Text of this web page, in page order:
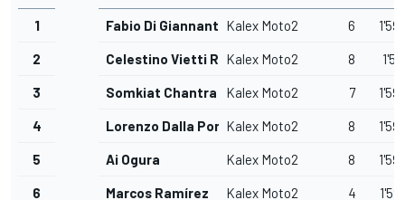
1 Fabio Di GiannantonioKalex Moto2 6
2 Celestino Vietti RamusKalex Moto2 8
3 Somkiat Chantra Kalex Moto2 7
4 Lorenzo Dalla PortaKalex Moto2 8
5 Ai Ogura Kalex Moto2 8
6 Marcos Ramírez Kalex Moto2 4